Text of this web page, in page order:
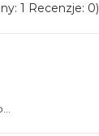
1 Recenzje: 0)